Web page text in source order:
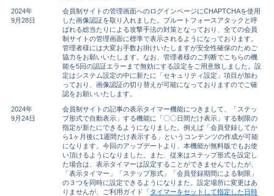
2024年
9月28日
会員制サイトの管理画面へのログインページにCHAPTCHAを使用
した画像認証を取り入れました。ブルートフォースアタックと呼
ばれる総当たりによる攻撃手法の対策となっており、全ての会員
制サイトの管理画面に標準で表示されるようになっております。
管理者様には大変お手数お掛けいたしますが安全性確保のためご
協力をお願いいたします。なお、管理者様のご判断でこちらの機
能を5回の認証エラーまで無効にする設定をご用意致しました。設
定はシステム設定の中に新たに「セキュリティ設定」項目が加わ
っており、画像認証の切り替えが可能になっておりますのでご確
認をお願いいたします。
2024年
9月24日
会員制サイトの記事の表示タイマー機能につきまして、「ステッ
プ形式で自動表示」する機能に「〇〇日間だけ表示」する制限の
指定が新たにできるようになりました。例えば「会員登録してか
ら1ヶ月後に1週間だけ表示する」というコンテンツの作成が可能
になります。今回のアップデートより、本機能が無料版でもお使
い頂けるようになりました。また、従来はステップ形式を設定し
た場合は、表示タイマーは設定することができませんでしたが、
「表示タイマー」「ステップ形式」「会員登録期間による制限」
の３つを同時に設定できるようになりまた。設定場所に変更はあ
りませんが、ご利用ガイド「タイマーをセットして指定した日時